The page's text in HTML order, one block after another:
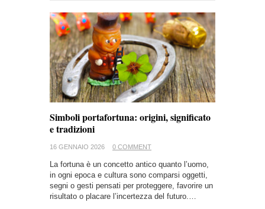
Simboli portafortuna: origini, significato
e tradizioni
16 GENNAIO 2026 0 COMMENT
La fortuna è un concetto antico quanto l’uomo,
in ogni epoca e cultura sono comparsi oggetti,
segni o gesti pensati per proteggere, favorire un
risultato o placare l’incertezza del futuro.…